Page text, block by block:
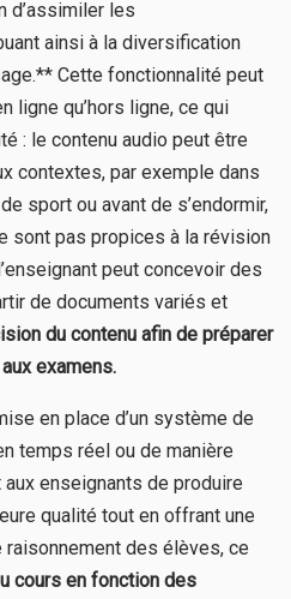
d’assimiler les
ainsi à la diversification
Cette fonctionnalité peut
ligne qu’hors ligne, ce qui
: le contenu audio peut être
contextes, par exemple dans
sport ou avant de s’endormir,
sont pas propices à la révision
peut concevoir des
de documents variés et
du contenu afin de préparer
examens.
en place d’un système de
temps réel ou de manière
enseignants de produire
qualité tout en offrant une
des élèves, ce
cours en fonction des